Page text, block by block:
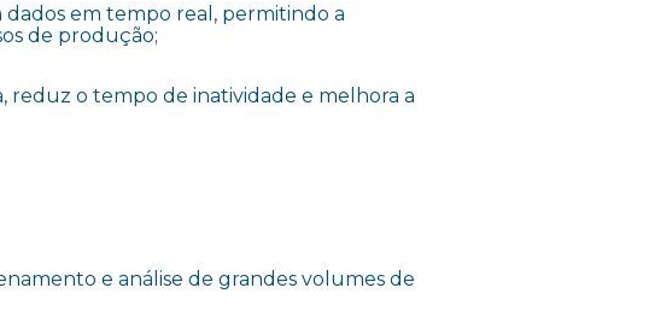
dados em tempo real, permitindo a
de produção;
reduz o tempo de inatividade e melhora a
e análise de grandes volumes de